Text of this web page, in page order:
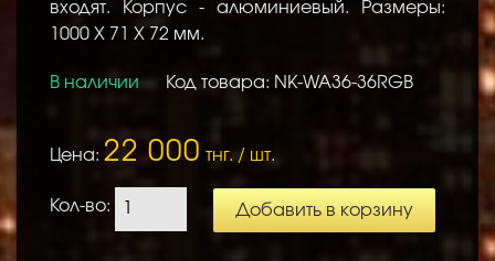
входят. Корпус - алюминиевый. Размеры:
1000 Х 71 Х 72 мм.
В наличии Код товара: NK-WA36-36RGB
Цена: 22 000 тнг. / шт.
Кол-во: Добавить в корзину